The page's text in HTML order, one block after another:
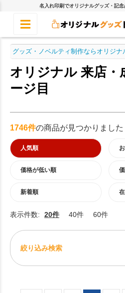
名入れ印刷でオリジナルグッズ・記念
グッズ・ノベルティ制作ならオリジナ
オリジナル 来店・
ージ目
1746件の商品が見つかりました
人気順
価格が低い順
新着順
表示件数: 20件 40件 60件
絞り込み検索